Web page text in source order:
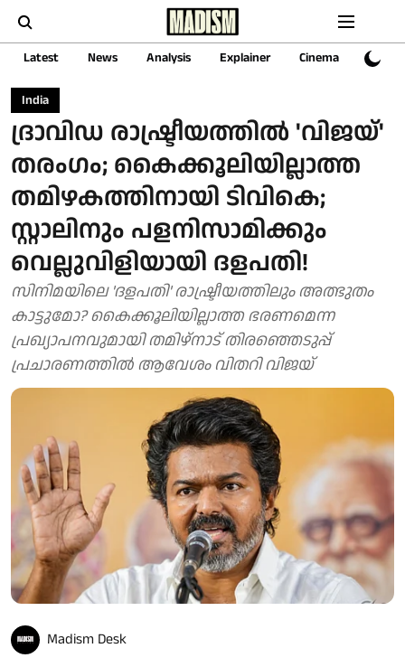
Latest News Analysis Explainer Cinema Sports
India
ദ്രാവിഡ രാഷ്ട്രീയത്തിൽ 'വിജയ്'
തരംഗം; കൈക്കൂലിയില്ലാത്ത
തമിഴകത്തിനായി ടിവികെ;
സ്റ്റാലിനും പളനിസാമിക്കും
വെല്ലുവിളിയായി ദളപതി!
സിനിമയിലെ 'ദളപതി' രാഷ്ട്രീയത്തിലും അത്ഭുതം
കാട്ടുമോ? കൈക്കൂലിയില്ലാത്ത ഭരണമെന്ന
പ്രഖ്യാപനവുമായി തമിഴ്‌നാട് തിരഞ്ഞെടുപ്പ്
പ്രചാരണത്തിൽ ആവേശം വിതറി വിജയ്
Madism Desk